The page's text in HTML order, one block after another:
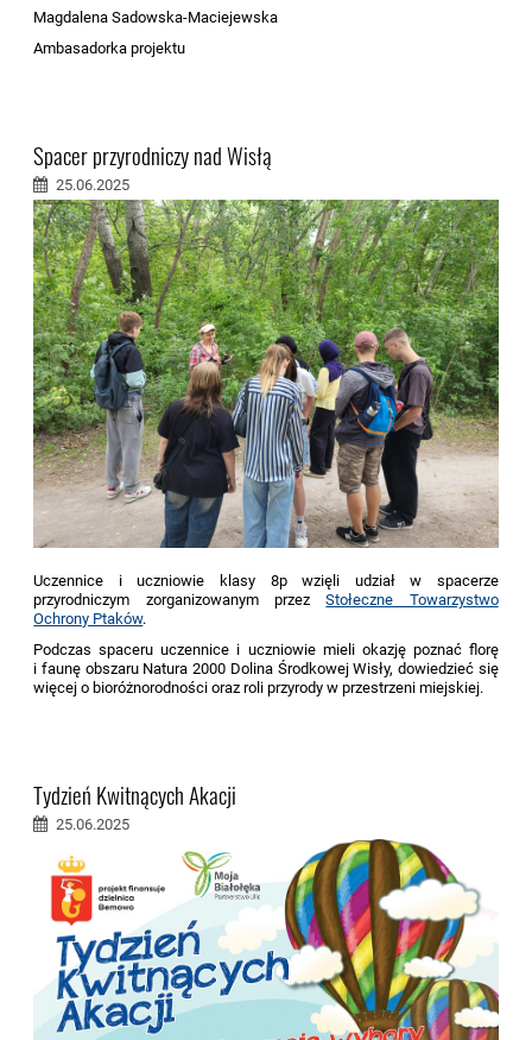
Magdalena Sadowska-Maciejewska
Ambasadorka projektu
Spacer przyrodniczy nad Wisłą
25.06.2025
Uczennice i uczniowie klasy 8p wzięli udział w spacerze
przyrodniczym zorganizowanym przezStołeczne Towarzystwo
Ochrony Ptaków.
Podczas spaceru uczennice i uczniowie mieli okazję poznać florę
i faunę obszaru Natura 2000 Dolina Środkowej Wisły, dowiedzieć się
więcej o bioróżnorodności oraz roli przyrody w przestrzeni miejskiej.
Tydzień Kwitnących Akacji
25.06.2025